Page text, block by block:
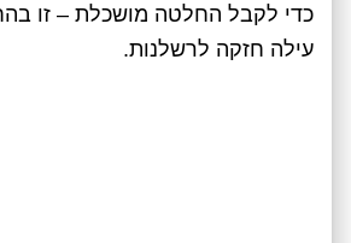
כדי לקבל החלטה מושכלת – זו
עילה חזקה לרשלנות.